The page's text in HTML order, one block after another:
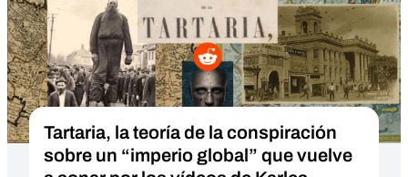
Tartaria, la teoría de la conspiración
sobre un “imperio global” que vuelve